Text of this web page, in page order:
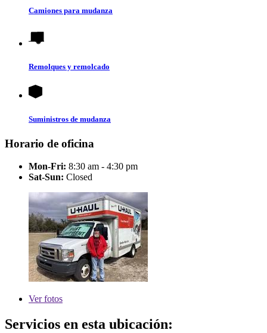
Camiones para mudanza
Remolques y remolcado
Suministros de mudanza
Horario de oficina
Mon-Fri: 8:30 am - 4:30 pm
Sat-Sun: Closed
Verfotos
Servicios en esta ubicación: